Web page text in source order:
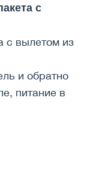
с
с вылетом из
и обратно
питание в